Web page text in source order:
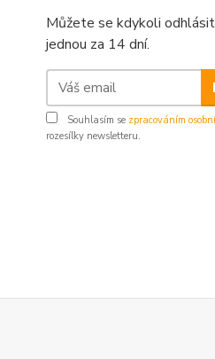
Můžete se kdykoli
jednou za 14 dní.
Souhlasím se zpracováním
rozesílky newsletteru.